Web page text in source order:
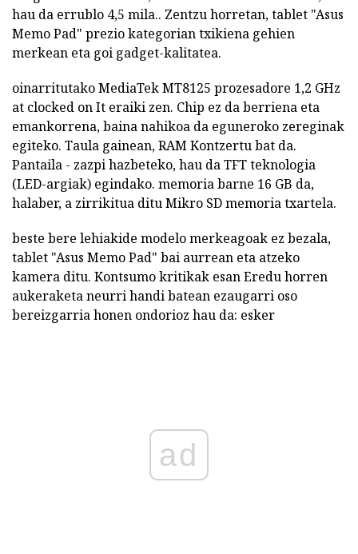
hau da errublo 4,5 mila.. Zentzu horretan, tablet "Asus
Memo Pad" prezio kategorian txikiena gehien
merkean eta goi gadget-kalitatea.
oinarritutako MediaTek MT8125 prozesadore 1,2 GHz
at clocked on It eraiki zen. Chip ez da berriena eta
emankorrena, baina nahikoa da eguneroko zereginak
egiteko. Taula gainean, RAM Kontzertu bat da.
Pantaila - zazpi hazbeteko, hau da TFT teknologia
(LED-argiak) egindako. memoria barne 16 GB da,
halaber, a zirrikitua ditu Mikro SD memoria txartela.
beste bere lehiakide modelo merkeagoak ez bezala,
tablet "Asus Memo Pad" bai aurrean eta atzeko
kamera ditu. Kontsumo kritikak esan Eredu horren
aukeraketa neurri handi batean ezaugarri oso
bereizgarria honen ondorioz hau da: esker
ad